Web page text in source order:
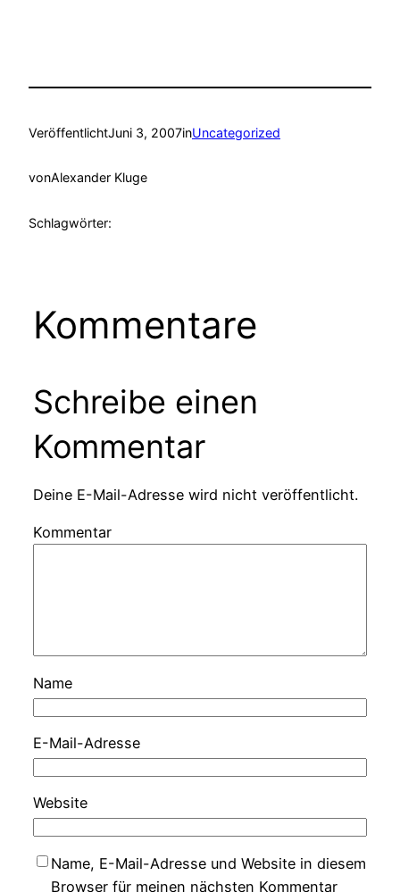
VeröffentlichtJuni 3, 2007inUncategorized
vonAlexander Kluge
Schlagwörter:
Kommentare
Schreibe einen
Kommentar
Deine E-Mail-Adresse wird nicht veröffentlicht.
Kommentar
Name
E-Mail-Adresse
Website
Name, E-Mail-Adresse und Website in diesem
Browser für meinen nächsten Kommentar